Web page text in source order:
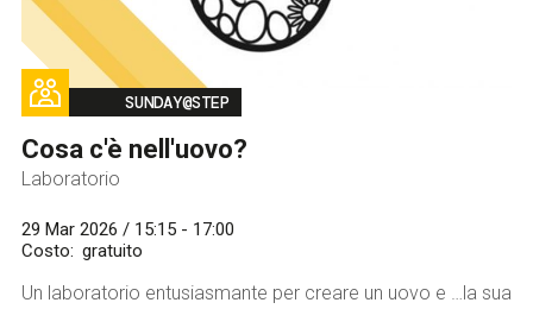
Image
SUNDAY@STEP
Cosa c'è nell'uovo?
Laboratorio
29 Mar 2026 / 15:15 - 17:00
Costo
gratuito
Un laboratorio entusiasmante per creare un uovo e …la sua